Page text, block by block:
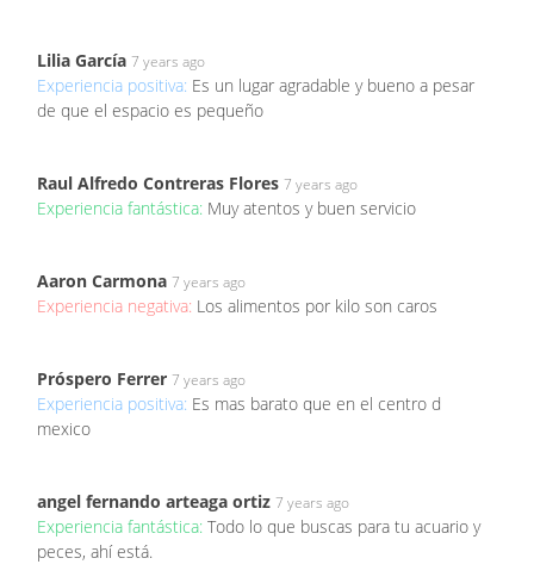
Lilia García 7 years ago
Experiencia positiva: Es un lugar agradable y bueno a pesar
de que el espacio es pequeño
Raul Alfredo Contreras Flores 7 years ago
Experiencia fantástica: Muy atentos y buen servicio
Aaron Carmona 7 years ago
Experiencia negativa: Los alimentos por kilo son caros
Próspero Ferrer 7 years ago
Experiencia positiva: Es mas barato que en el centro d
mexico
angel fernando arteaga ortiz 7 years ago
Experiencia fantástica: Todo lo que buscas para tu acuario y
peces, ahí está.